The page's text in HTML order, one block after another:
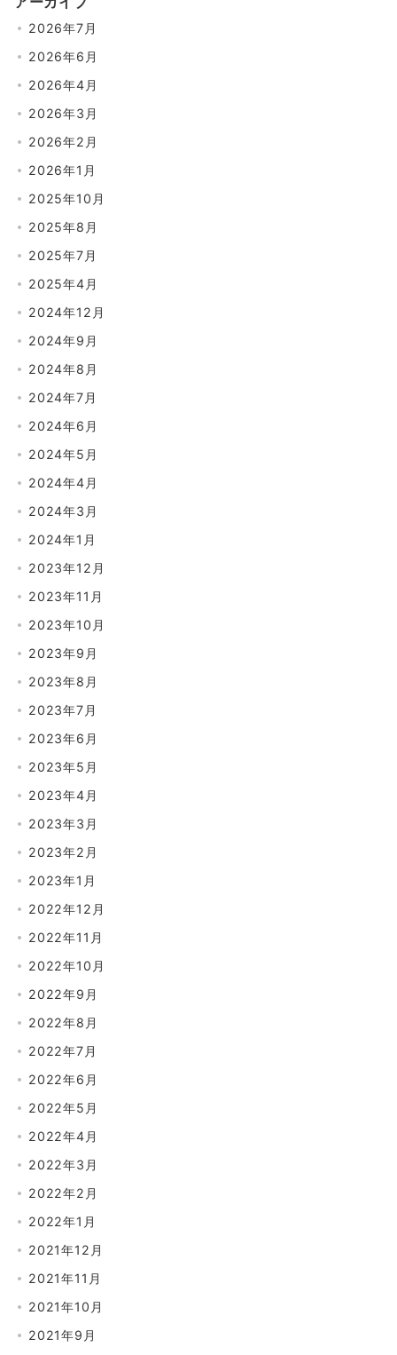
2026年7月
2026年6月
2026年4月
2026年3月
2026年2月
2026年1月
2025年10月
2025年8月
2025年7月
2025年4月
2024年12月
2024年9月
2024年8月
2024年7月
2024年6月
2024年5月
2024年4月
2024年3月
2024年1月
2023年12月
2023年11月
2023年10月
2023年9月
2023年8月
2023年7月
2023年6月
2023年5月
2023年4月
2023年3月
2023年2月
2023年1月
2022年12月
2022年11月
2022年10月
2022年9月
2022年8月
2022年7月
2022年6月
2022年5月
2022年4月
2022年3月
2022年2月
2022年1月
2021年12月
2021年11月
2021年10月
2021年9月